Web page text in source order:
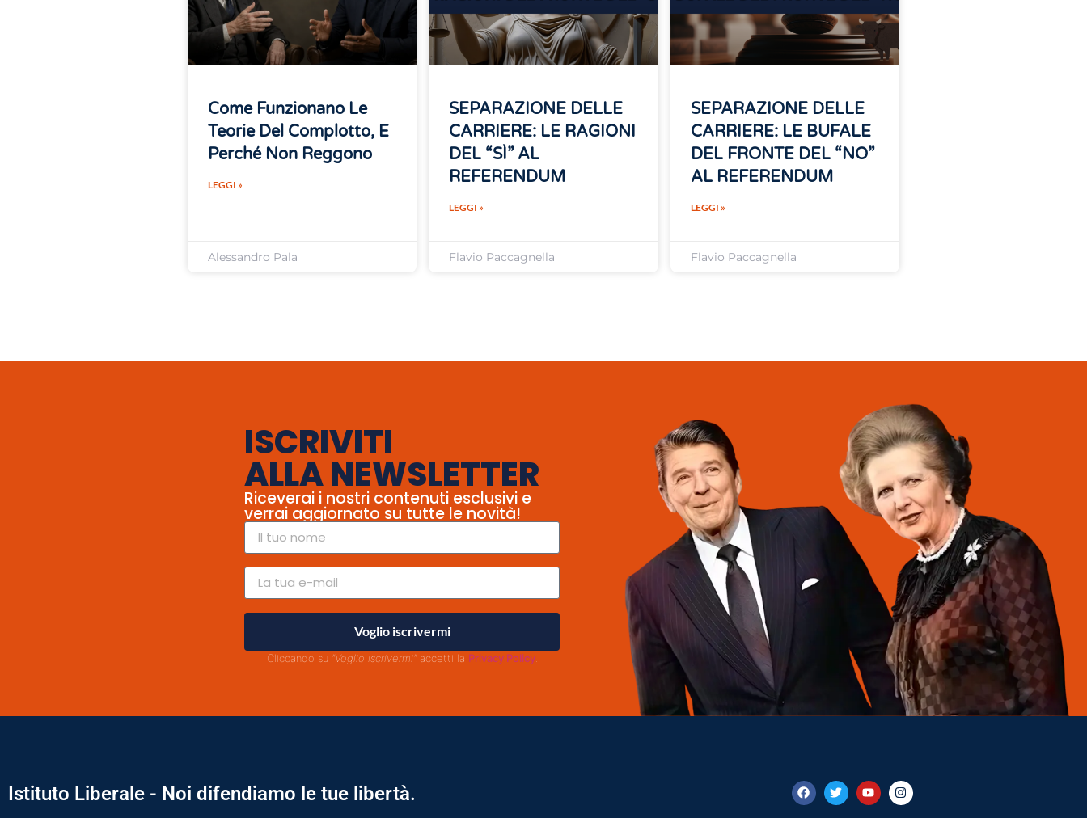
Come Funzionano Le
Teorie Del Complotto, E
Perché Non Reggono
LEGGI »
Alessandro Pala
SEPARAZIONE DELLE
CARRIERE: LE RAGIONI
DEL “SÌ” AL
REFERENDUM
LEGGI »
Flavio Paccagnella
SEPARAZIONE DELLE
CARRIERE: LE BUFALE
DEL FRONTE DEL “NO”
AL REFERENDUM
LEGGI »
Flavio Paccagnella
ISCRIVITI
ALLA NEWSLETTER
Riceverai i nostri contenuti esclusivi e
verrai aggiornato su tutte le novità!
Voglio iscrivermi
Cliccando su "Voglio iscrivermi"accetti la Privacy Policy.
Istituto Liberale - Noi difendiamo le tue libertà.